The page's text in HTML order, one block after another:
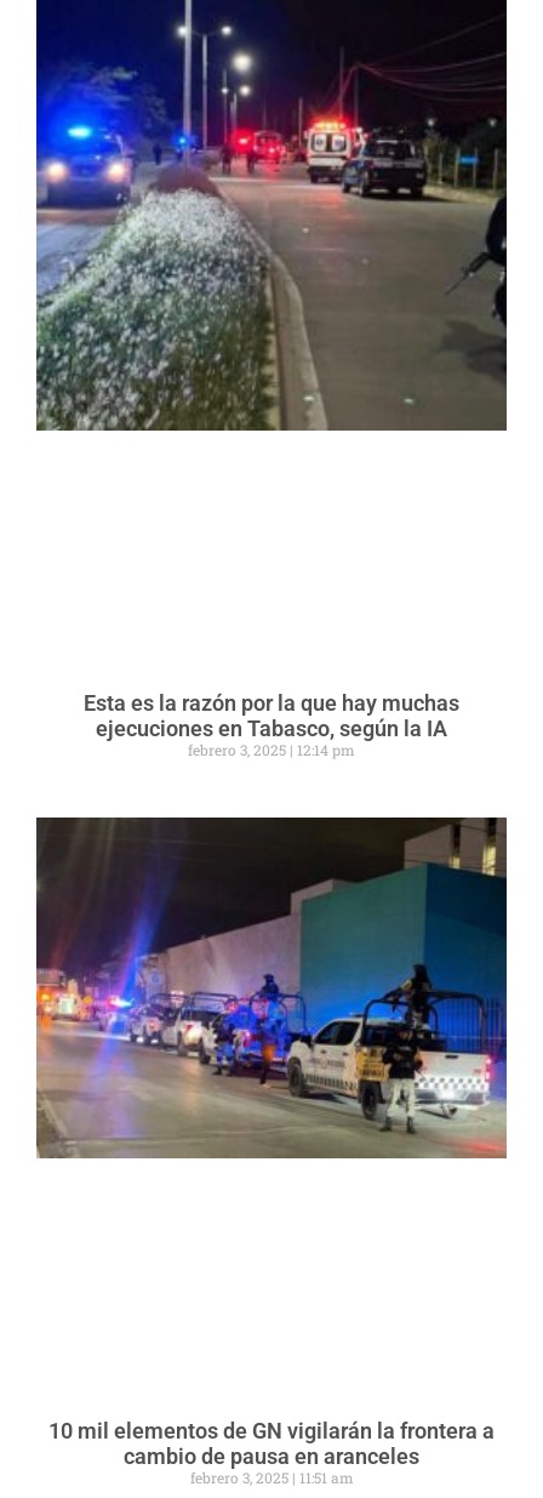
Esta es la razón por la que hay muchas
ejecuciones en Tabasco, según la IA
febrero 3, 2025 12:14 pm
10 mil elementos de GN vigilarán la frontera a
cambio de pausa en aranceles
febrero 3, 2025 11:51 am